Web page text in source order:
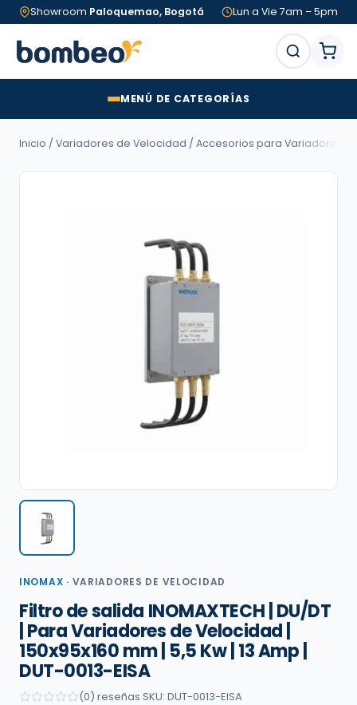
Showroom Paloquemao, Bogotá Lun a Vie 7am – 5pm
MENÚ DE CATEGORÍAS
Inicio / Variadores de Velocidad / Accesorios para Variadores
INOMAX · VARIADORES DE VELOCIDAD
Filtro de salida INOMAXTECH | DU/DT
| Para Variadores de Velocidad |
150x95x160 mm | 5,5 Kw | 13 Amp |
DUT-0013-EISA
(0) reseñas SKU: DUT-0013-EISA